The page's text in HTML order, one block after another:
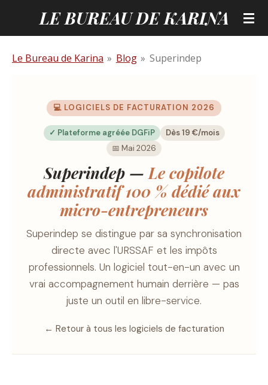
principal
LE BUREAU DE KARINA
Le Bureau de Karina » Blog » Superindep
💻 LOGICIELS DE FACTURATION 2026
✓ Plateforme agréée DGFiP
Dès 19 €/mois
📅 Mai 2026
Superindep —Le copilote
administratif 100 % dédié aux
micro-entrepreneurs
Superindep se distingue par sa synchronisation
directe avec l'URSSAF et les impôts
professionnels. Un logiciel tout-en-un avec un
vrai accompagnement humain derrière — pas
juste un outil en libre-service.
← Retour à tous les logiciels de facturation